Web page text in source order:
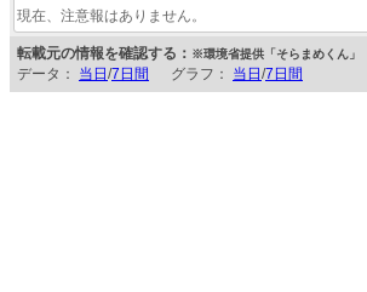
現在、注意報はありません。
転載元の情報を確認する： ※環境省提供「そらまめくん」
データ： 当日 /7日間 グラフ： 当日 /7日間